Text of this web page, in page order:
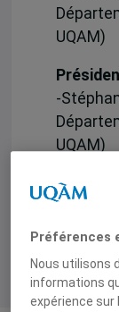
UQAM)
-
UQAM)
Préférences
Nous utilisons
informations
expérience sur